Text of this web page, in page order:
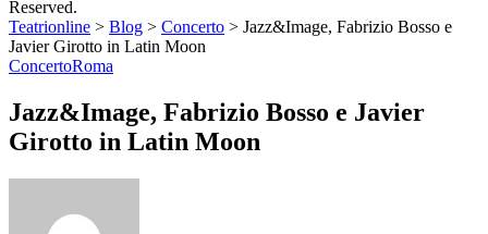
Reserved.
Teatrionline > Blog > Concerto > Jazz&Image, Fabrizio Bosso e
Javier Girotto in Latin Moon
ConcertoRoma
Jazz&Image, Fabrizio Bosso e Javier
Girotto in Latin Moon